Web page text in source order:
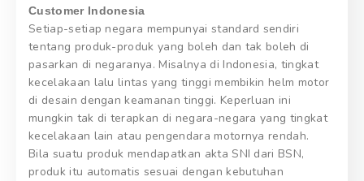
Customer Indonesia
Setiap-setiap negara mempunyai standard sendiri
tentang produk-produk yang boleh dan tak boleh di
pasarkan di negaranya. Misalnya di Indonesia, tingkat
kecelakaan lalu lintas yang tinggi membikin helm motor
di desain dengan keamanan tinggi. Keperluan ini
mungkin tak di terapkan di negara-negara yang tingkat
kecelakaan lain atau pengendara motornya rendah.
Bila suatu produk mendapatkan akta SNI dari BSN,
produk itu automatis sesuai dengan kebutuhan